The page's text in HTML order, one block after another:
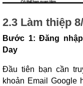
2.3 Làm thiệp
Bước 1: Đăng
Day
Đầu tiên bạn cần
khoản Email Google